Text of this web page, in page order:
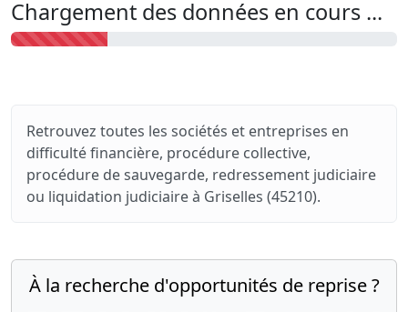
Chargement des données en cours ...
Retrouvez toutes les sociétés et entreprises en
difficulté financière, procédure collective,
procédure de sauvegarde, redressement judiciaire
ou liquidation judiciaire à Griselles (45210).
À la recherche d'opportunités de reprise ?